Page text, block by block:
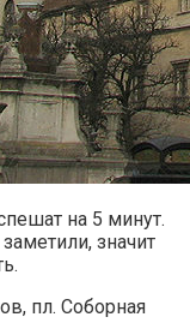
на 5 минут.
значит
пл. Соборная